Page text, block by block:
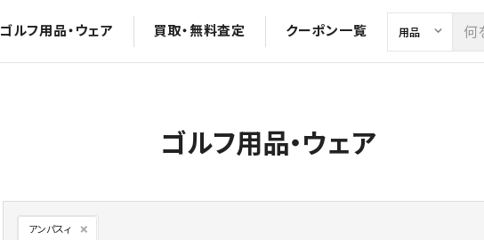
ゴルフ用品・ウェア 買取・無料査定 クーポン一覧
ゴルフ用品・ウェア
アンパスィ